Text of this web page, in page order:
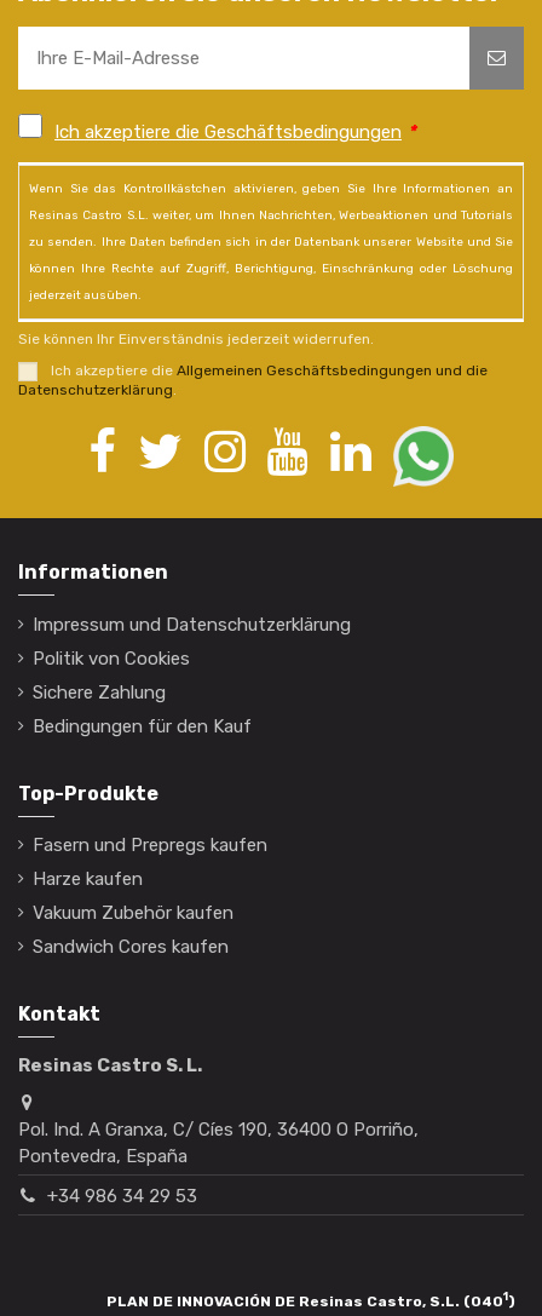
Ich akzeptiere die Geschäftsbedingungen *
Wenn Sie das Kontrollkästchen aktivieren, geben Sie Ihre Informationen an
Resinas Castro S.L. weiter, um Ihnen Nachrichten, Werbeaktionen und Tutorials
zu senden. Ihre Daten befinden sich in der Datenbank unserer Website und Sie
können Ihre Rechte auf Zugriff, Berichtigung, Einschränkung oder Löschung
jederzeit ausüben.
Sie können Ihr Einverständnis jederzeit widerrufen.
Ich akzeptiere die Allgemeinen Geschäftsbedingungen und die
Datenschutzerklärung.
Informationen
Impressum und Datenschutzerklärung
Politik von Cookies
Sichere Zahlung
Bedingungen für den Kauf
Top-Produkte
Fasern und Prepregs kaufen
Harze kaufen
Vakuum Zubehör kaufen
Sandwich Cores kaufen
Kontakt
Resinas Castro S. L.
Pol. Ind. A Granxa, C/ Cíes 190, 36400 O Porriño,
Pontevedra, España
+34 986 34 29 53
PLAN DE INNOVACIÓN DE Resinas Castro, S.L. (0401)